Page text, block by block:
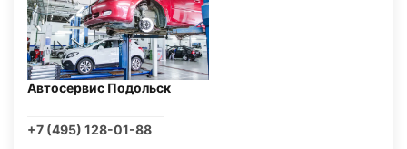
Автосервис Подольск
+7 (495) 128-01-88